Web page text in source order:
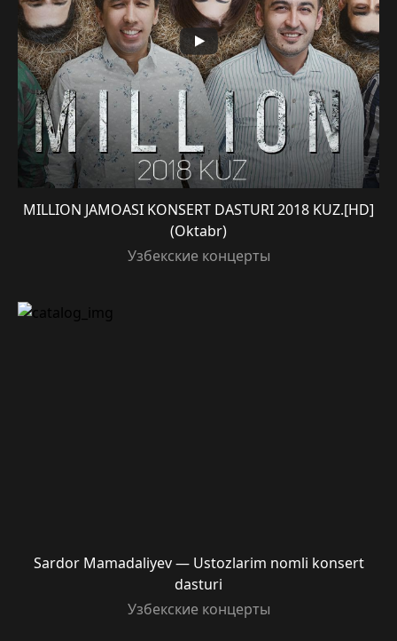
MILLION JAMOASI KONSERT DASTURI 2018 KUZ.[HD]
(Oktabr)
Узбекские концерты
Sardor Mamadaliyev — Ustozlarim nomli konsert
dasturi
Узбекские концерты